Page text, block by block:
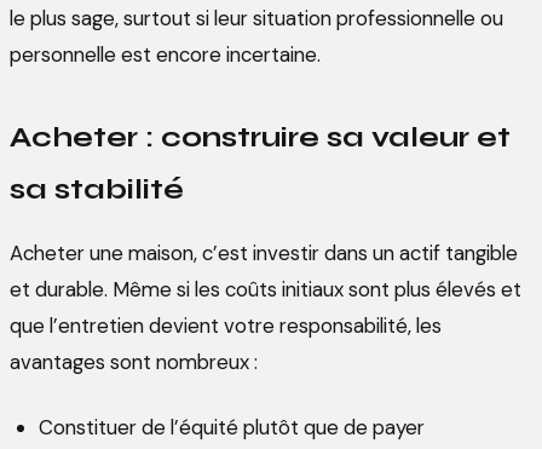
le plus sage, surtout si leur situation professionnelle ou
personnelle est encore incertaine.
Acheter : construire sa valeur et
sa stabilité
Acheter une maison, c’est investir dans un actif tangible
et durable. Même si les coûts initiaux sont plus élevés et
que l’entretien devient votre responsabilité, les
avantages sont nombreux :
Constituer de l’équité plutôt que de payer